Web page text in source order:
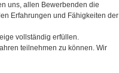
uns, allen Bewerbenden die
Erfahrungen und Fähigkeiten der
vollständig erfüllen.
teilnehmen zu können. Wir